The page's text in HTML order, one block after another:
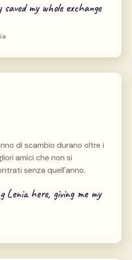
my whole exchange
di scambio durano oltre i
amici che non si
senza quell'anno.
here, giving me my